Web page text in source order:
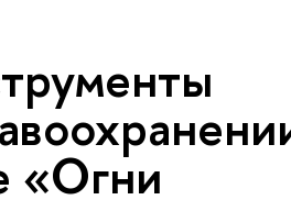
«Огни